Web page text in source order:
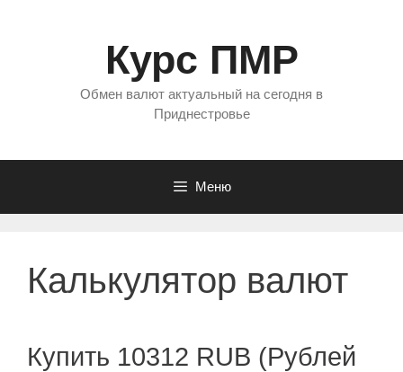
Курс ПМР
Обмен валют актуальный на сегодня в
Приднестровье
Меню
Калькулятор валют
Купить 10312 RUB (Рублей